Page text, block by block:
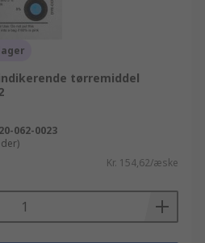
tørremiddel
20-062-0023
Kr. 154,62/æske